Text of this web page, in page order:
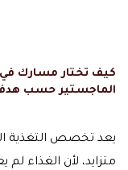
كيف تختار مسارك في
الماجستير حسب
يعد تخصص التغذية
متزايد، لأن الغذاء